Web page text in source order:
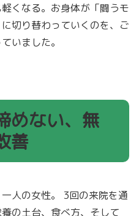
くなる。お身体が「闘うモ
切り替わっていくのを、ご
いました。
めない、無
善
人の女性。 3回の来院を通
の土台、食べ方、そして